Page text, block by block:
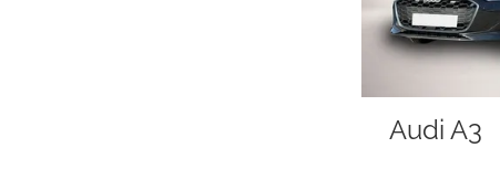
Audi A3